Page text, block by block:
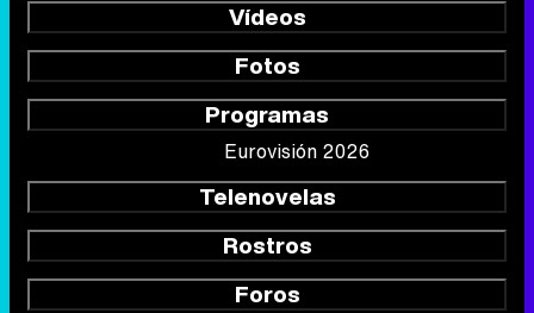
Vídeos
Fotos
Programas
Eurovisión 2026
Telenovelas
Rostros
Foros